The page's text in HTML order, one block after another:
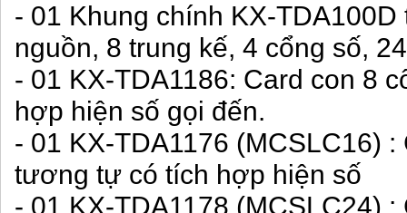
- 01 Khung chính KX-
nguồn, 8 trung kế, 4 cổng số,
- 01 KX-TDA1186: Card con 8
hợp hiện số gọi đến.
- 01 KX-TDA1176 (MCSLC16)
tương tự có tích hợp hiện số
- 01 KX-TDA1178 (MCSLC24)